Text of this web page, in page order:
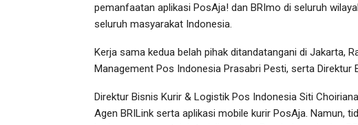
pemanfaatan aplikasi PosAja! dan BRImo di seluruh
seluruh masyarakat Indonesia.
Kerja sama kedua belah pihak ditandatangani di Jakarta,
Management Pos Indonesia Prasabri Pesti, serta
Direktur Bisnis Kurir & Logistik Pos Indonesia Siti
Agen BRILink serta aplikasi mobile kurir PosAja. Namun,